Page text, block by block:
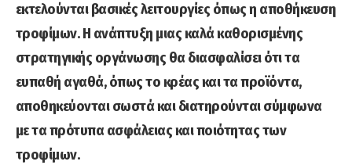
εκτελούνται βασικές λειτουργίες όπως η αποθήκευση
τροφίμων. Η ανάπτυξη μιας καλά καθορισμένης
στρατηγικής οργάνωσης θα διασφαλίσει ότι τα
ευπαθή αγαθά, όπως το κρέας και τα προϊόντα,
αποθηκεύονται σωστά και διατηρούνται σύμφωνα
με τα πρότυπα ασφάλειας και ποιότητας των
τροφίμων.